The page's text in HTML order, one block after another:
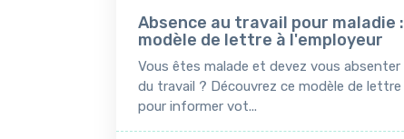
Absence au travail pour maladie :
modèle de lettre à l'employeur
Vous êtes malade et devez vous absenter
du travail ? Découvrez ce modèle de lettre
pour informer vot...